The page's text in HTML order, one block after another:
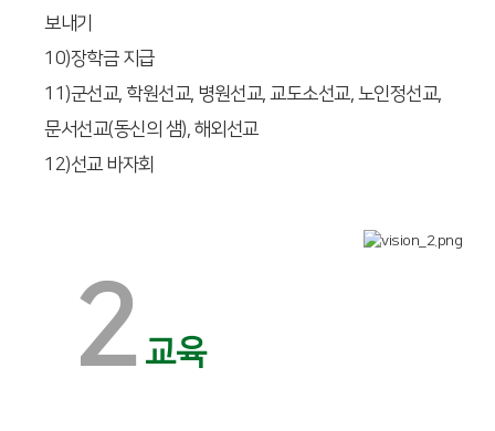
보내기
10)장학금 지급
11)군선교, 학원선교, 병원선교, 교도소선교, 노인정선교,
문서선교(동신의 샘), 해외선교
12)선교 바자회
2 교육